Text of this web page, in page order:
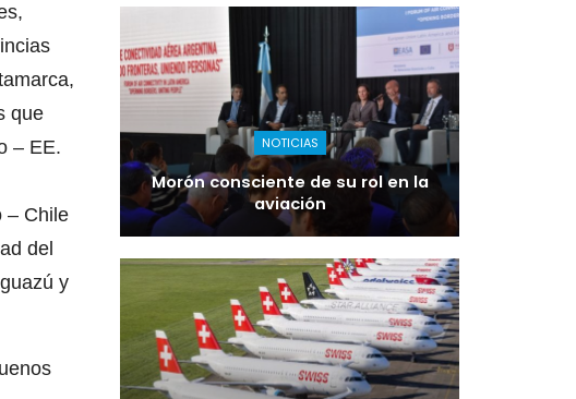
que
– EE.
– Chile
del
y
NOTICIAS
Morón consciente de su rol en la
aviación